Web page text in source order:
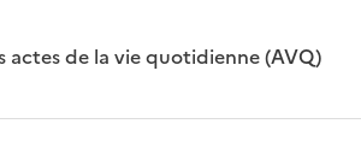
actes de la vie quotidienne (AVQ)
:
: non